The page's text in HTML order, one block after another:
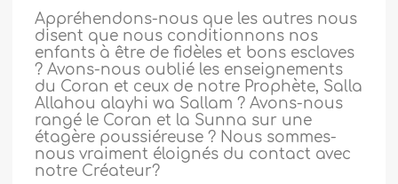
Appréhendons-nous que les autres nous
disent que nous conditionnons nos
enfants à être de fidèles et bons esclaves
? Avons-nous oublié les enseignements
du Coran et ceux de notre Prophète, Salla
Allahou alayhi wa Sallam ? Avons-nous
rangé le Coran et la Sunna sur une
étagère poussiéreuse ? Nous sommes-
nous vraiment éloignés du contact avec
notre Créateur?